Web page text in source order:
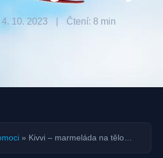
10. 2023 | Čtení: 8 min
» Kivvi – marmeláda na tělo…